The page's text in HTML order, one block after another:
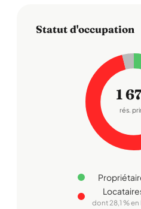
Statut d'occupation
1
rés.
dont 28,1 % en